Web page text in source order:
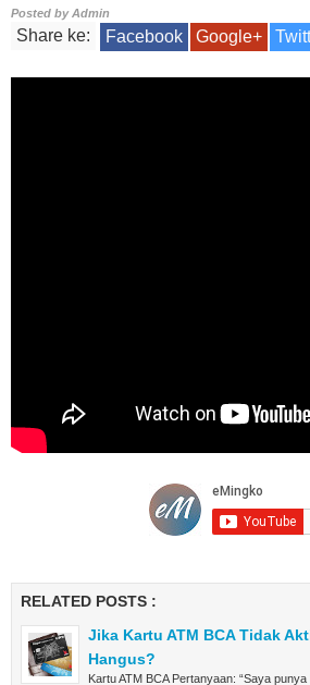
Posted byAdmin
Share ke: Facebook Google+
RELATED POSTS :
Jika Kartu ATM BCA Tidak
Hangus?
Kartu ATM BCA Pertanyaan: “Saya